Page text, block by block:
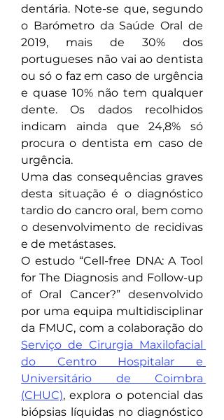
dentária. Note-se que, segundo
o Barómetro da Saúde Oral de
2019, mais de 30% dos
portugueses não vai ao dentista
ou só o faz em caso de urgência
e quase 10% não tem qualquer
dente. Os dados recolhidos
indicam ainda que 24,8% só
procura o dentista em caso de
urgência.
Uma das consequências graves
desta situação é o diagnóstico
tardio do cancro oral, bem como
o desenvolvimento de recidivas
e de metástases.
O estudo “Cell-free DNA: A Tool
for The Diagnosis and Follow-up
of Oral Cancer?” desenvolvido
por uma equipa multidisciplinar
Serviço de Cirurgia Maxilofacial
do Centro Hospitalar e
Universitário de Coimbra
(CHUC), explora o potencial das
biópsias líquidas no diagnóstico